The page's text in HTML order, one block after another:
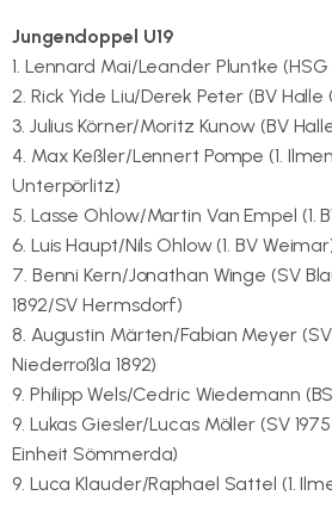
Jungendoppel U19
1. Lennard Mai/Leander Pluntke (HSG
2. Rick Yide Liu/Derek Peter (BV Halle
3. Julius Körner/Moritz Kunow (BV
4. Max Keßler/Lennert Pompe (1.
Unterpörlitz)
5. Lasse Ohlow/Martin Van Empel (1.
6. Luis Haupt/Nils Ohlow (1. BV
7. Benni Kern/Jonathan Winge (SV
1892/SV Hermsdorf)
8. Augustin Märten/Fabian Meyer
Niederroßla 1892)
9. Philipp Wels/Cedric Wiedemann
9. Lukas Giesler/Lucas Möller (SV
Einheit Sömmerda)
9. Luca Klauder/Raphael Sattel (1.